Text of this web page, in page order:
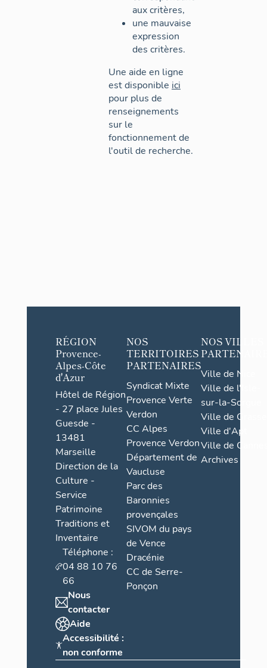
aux critères,
une mauvaise
expression
des critères.
Une aide en ligne
est disponible ici
pour plus de
renseignements
sur le
fonctionnement de
l'outil de recherche.
RÉGION
Provence-
Alpes-Côte
d'Azur
Hôtel de Région
- 27 place Jules
Guesde -
13481
Marseille
Direction de la
Culture -
Service
Patrimoine
Traditions et
Inventaire
Téléphone :
04 88 10 76
66
Nous
contacter
Aide
Accessibilité :
non conforme
NOS
TERRITOIRES
PARTENAIRES
Syndicat Mixte
Provence Verte
Verdon
CC Alpes
Provence Verdon
Département de
Vaucluse
Parc des
Baronnies
provençales
SIVOM du pays
de Vence
Dracénie
CC de Serre-
Ponçon
NOS VILLES
Ville de Nice
Ville de l'Isle-
sur-la-Sorgue
Ville de Grasse
Ville d'Apt
Ville de
Archives